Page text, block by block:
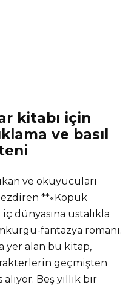
kitabı için
ve basıl
ve okuyucuları
**«Kopuk
dünyasına ustalıkla
fantazya romanı.
yer alan bu kitap,
geçmişten
Beş yıllık bir